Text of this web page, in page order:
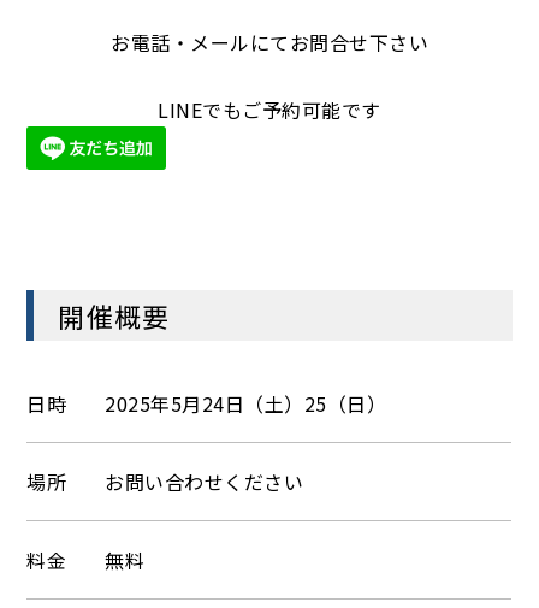
お電話・メールにてお問合せ下さい
LINEでもご予約可能です
開催概要
日時 2025年5月24日（土）25（日）
場所 お問い合わせください
料金 無料